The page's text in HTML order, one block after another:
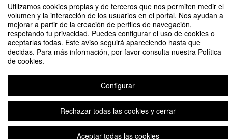
Utilizamos cookies propias y de terceros que nos permiten medir el
volumen y la interacción de los usuarios en el portal. Nos ayudan a
mejorar a partir de la creación de perfiles de navegación,
respetando tu privacidad. Puedes configurar el uso de cookies o
aceptarlas todas. Este aviso seguirá apareciendo hasta que
decidas. Para más información, por favor consulta nuestra Política
de cookies.
Configurar
Rechazar todas las cookies y cerrar
Aceptar todas las cookies
20
De academia y teatro: Una mirada al diseño escénico con enfoque popular
Contacto
Plataforma de organización de eventos Symposium